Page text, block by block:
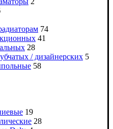
74
41
28
/ дизайнерских 5
58
19
28